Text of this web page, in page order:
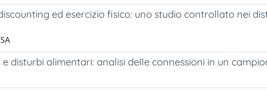
ed esercizio fisico: uno studio controllato nei
disturbi alimentari: analisi delle connessioni in un